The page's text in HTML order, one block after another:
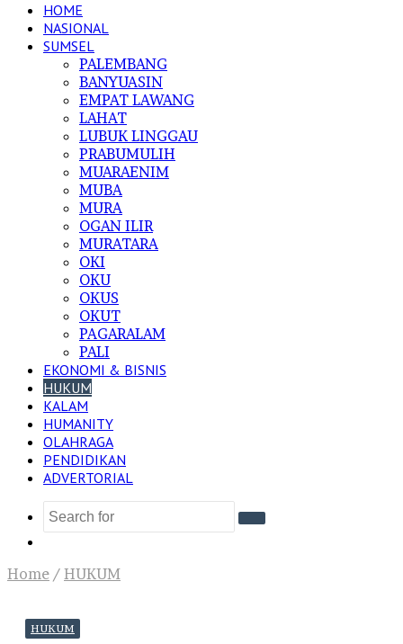
HOME
NASIONAL
SUMSEL
PALEMBANG
BANYUASIN
EMPAT LAWANG
LAHAT
LUBUK LINGGAU
PRABUMULIH
MUARAENIM
MUBA
MURA
OGAN ILIR
MURATARA
OKI
OKU
OKUS
OKUT
PAGARALAM
PALI
EKONOMI & BISNIS
HUKUM
KALAM
HUMANITY
OLAHRAGA
PENDIDIKAN
ADVERTORIAL
Search
Home / HUKUM
HUKUM